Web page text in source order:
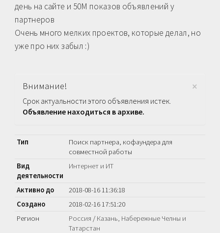
день на сайте и 50М показов объявлений у
партнеров
Очень много мелких проектов, которые делал, но
уже про них забыл :)
×
Внимание!
Срок актуальности этого объявления истек.
Объявление находиться в архиве.
Тип
Поиск партнера, кофаундера для
совместной работы
Вид
деятельности
Интернет и ИТ
Активно до
2018-08-16 11:36:18
Создано
2018-02-16 17:51:20
Регион
Россия / Казань, Набережные Челны и
Татарстан